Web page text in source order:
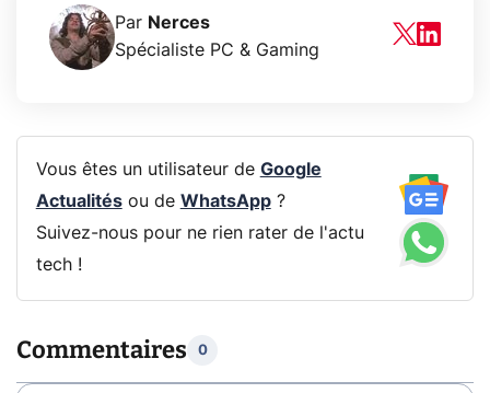
Par Nerces
Spécialiste PC & Gaming
Vous êtes un utilisateur de Google
Actualitésou de WhatsApp?
Suivez-nous pour ne rien rater de l'actu
tech !
Commentaires 0